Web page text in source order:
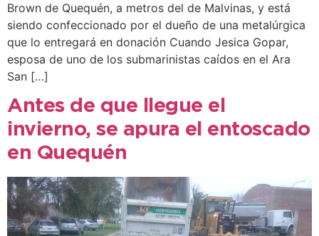
Brown de Quequén, a metros del de Malvinas, y está
siendo confeccionado por el dueño de una metalúrgica
que lo entregará en donación Cuando Jesica Gopar,
esposa de uno de los submarinistas caídos en el Ara
San […]
Antes de que llegue el
invierno, se apura el entoscado
en Quequén